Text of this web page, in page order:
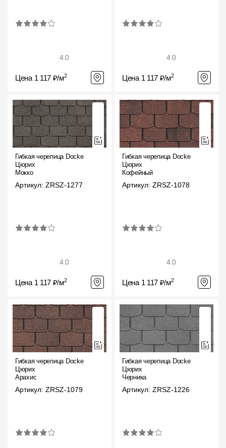
4.0
Цена 1 117 ₽/м2
4.0
Цена 1 117 ₽/м2
Гибкая черепица Docke
Цюрих
Мокко
Артикул: ZRSZ-1277
4.0
Цена 1 117 ₽/м2
Гибкая черепица Docke
Цюрих
Кофейный
Артикул: ZRSZ-1078
4.0
Цена 1 117 ₽/м2
Гибкая черепица Docke
Цюрих
Арахис
Артикул: ZRSZ-1079
Гибкая черепица Docke
Цюрих
Черника
Артикул: ZRSZ-1226